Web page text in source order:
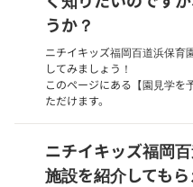
うか？
ニチイキッズ福岡百道浜保育
してみましょう！
このページにある【園見学を
ただけます。
ニチイキッズ福岡
施設を紹介しても